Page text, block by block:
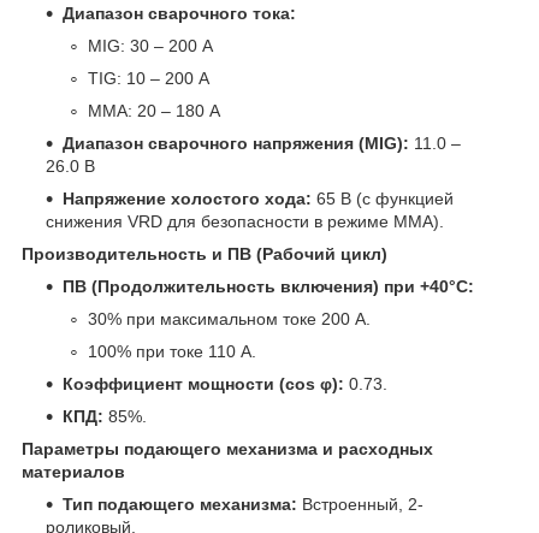
Диапазон сварочного тока:
MIG: 30 – 200 А
TIG: 10 – 200 А
MMA: 20 – 180 А
Диапазон сварочного напряжения (MIG): 11.0 –
26.0 В
Напряжение холостого хода: 65 В (с функцией
снижения VRD для безопасности в режиме MMA).
Производительность и ПВ (Рабочий цикл)
ПВ (Продолжительность включения) при +40°C:
30% при максимальном токе 200 А.
100% при токе 110 А.
Коэффициент мощности (cos φ): 0.73.
КПД: 85%.
Параметры подающего механизма и расходных
материалов
Тип подающего механизма: Встроенный, 2-
роликовый.